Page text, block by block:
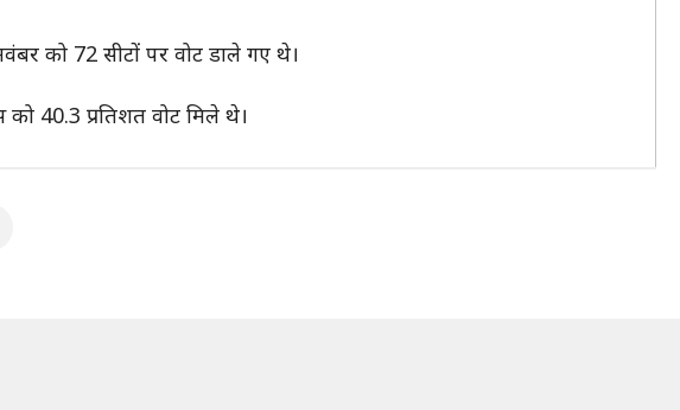
को 72 सीटों पर वोट डाले गए थे।
को 40.3 प्रतिशत वोट मिले थे।